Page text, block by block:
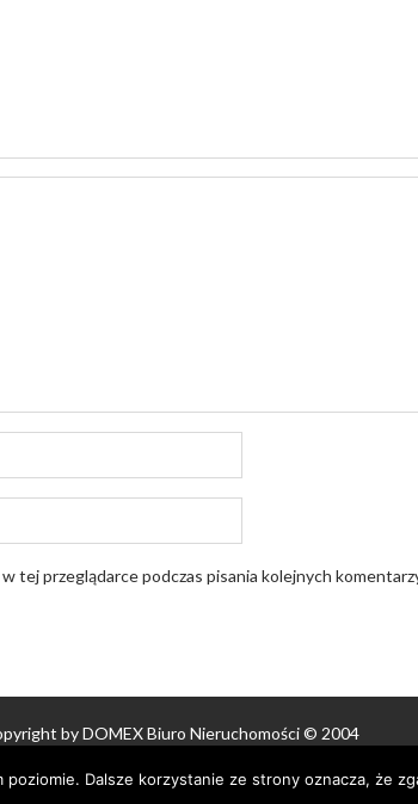
tej przeglądarce podczas pisania kolejnych
by DOMEX Biuro Nieruchomości © 2004
by WordPress|Theme: AcmeBlog byAcme
Dalsze korzystanie ze strony oznacza, że